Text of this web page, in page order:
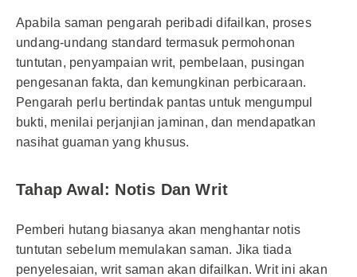
Apabila saman pengarah peribadi difailkan, proses
undang-undang standard termasuk permohonan
tuntutan, penyampaian writ, pembelaan, pusingan
pengesanan fakta, dan kemungkinan perbicaraan.
Pengarah perlu bertindak pantas untuk mengumpul
bukti, menilai perjanjian jaminan, dan mendapatkan
nasihat guaman yang khusus.
Tahap Awal: Notis Dan Writ
Pemberi hutang biasanya akan menghantar notis
tuntutan sebelum memulakan saman. Jika tiada
penyelesaian, writ saman akan difailkan. Writ ini akan